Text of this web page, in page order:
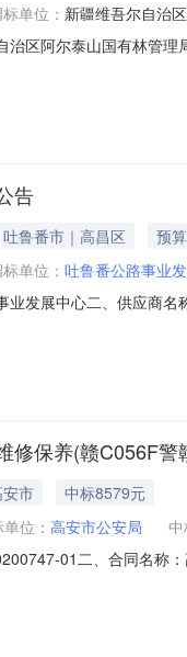
单位： 新疆维吾尔自治
治区阿尔泰山国有林管
附件次30.00401200服
告
鲁番市｜高昌区
预
单位： 吐鲁番公路事业
业发展中心二、供应商
事项：详见附件中的合
修保养(赣C056F
市
中标8579元
位： 高安市公安局
01二、合同名称
宜春市高安市永安大道